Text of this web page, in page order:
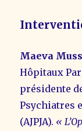
Maeva
Hôpitaux
présidente
Psychiatres
(AJPJA). «